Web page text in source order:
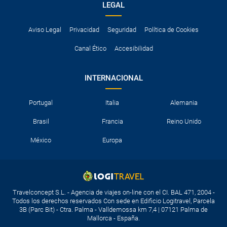
LEGAL
Aviso Legal Privacidad Seguridad Política de Cookies
Canal Ético Accesibilidad
INTERNACIONAL
Portugal Italia Alemania
Brasil Francia Reino Unido
México Europa
Travelconcept S.L. - Agencia de viajes on-line con el CI. BAL 471, 2004 -
Todos los derechos reservados Con sede en Edificio Logitravel, Parcela
3B (Parc Bit) - Ctra. Palma - Valldemossa km 7,4 | 07121 Palma de
Mallorca - España.